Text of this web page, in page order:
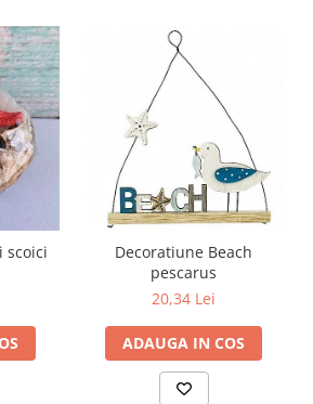
scoici
Decoratiune Beach
pescarus
20,34 Lei
ADAUGA IN COS